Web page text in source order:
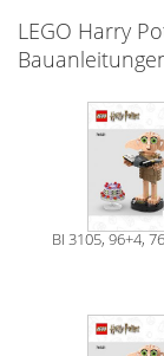
LEGO Harry
BI 3105, 96+4,